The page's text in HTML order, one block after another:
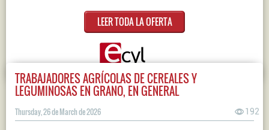
LEER TODA LA OFERTA
TRABAJADORES AGRÍCOLAS DE CEREALES Y
LEGUMINOSAS EN GRANO, EN GENERAL
Thursday, 26 de March de 2026 192